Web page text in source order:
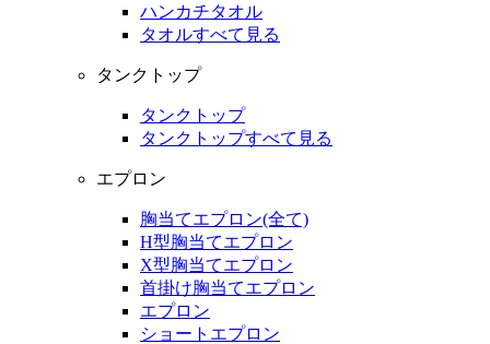
ハンカチタオル
タオルすべて見る
タンクトップ
タンクトップ
タンクトップすべて見る
エプロン
胸当てエプロン(全て)
H型胸当てエプロン
X型胸当てエプロン
首掛け胸当てエプロン
エプロン
ショートエプロン